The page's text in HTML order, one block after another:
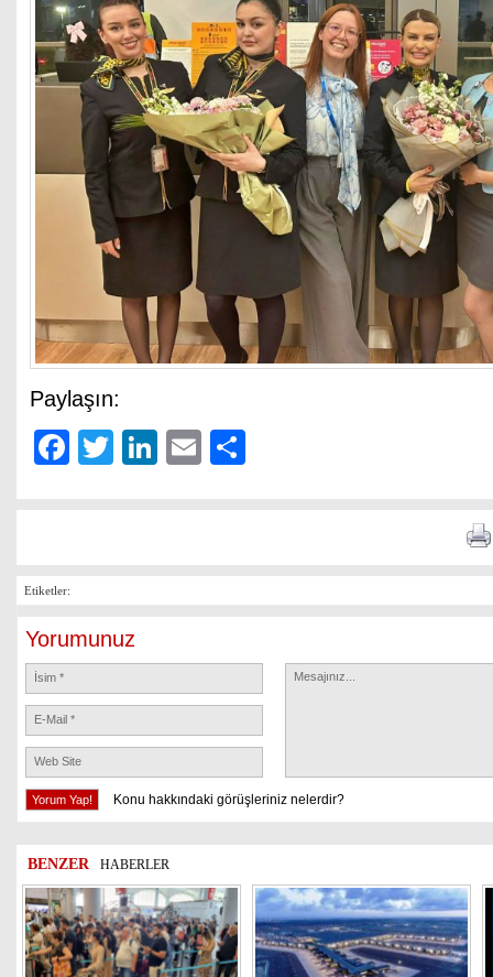
Paylaşın:
Facebook
Twitter
LinkedIn
Email
Etiketler:
Yorumunuz
Konu hakkındaki görüşleriniz nelerdir?
BENZER HABERLER